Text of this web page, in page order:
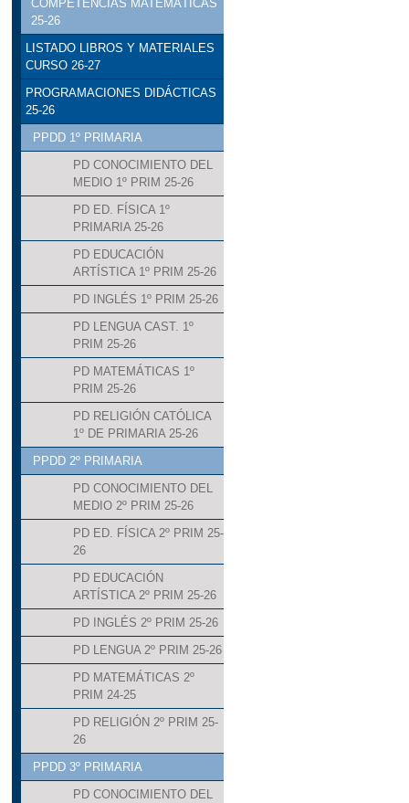
COMPETENCIAS MATEMÁTICAS
25-26
LISTADO LIBROS Y MATERIALES
CURSO 26-27
PROGRAMACIONES DIDÁCTICAS
25-26
PPDD 1º PRIMARIA
PD CONOCIMIENTO DEL
MEDIO 1º PRIM 25-26
PD ED. FÍSICA 1º
PRIMARIA 25-26
PD EDUCACIÓN
ARTÍSTICA 1º PRIM 25-26
PD INGLÉS 1º PRIM 25-26
PD LENGUA CAST. 1º
PRIM 25-26
PD MATEMÁTICAS 1º
PRIM 25-26
PD RELIGIÓN CATÓLICA
1º DE PRIMARIA 25-26
PPDD 2º PRIMARIA
PD CONOCIMIENTO DEL
MEDIO 2º PRIM 25-26
PD ED. FÍSICA 2º PRIM 25-
26
PD EDUCACIÓN
ARTÍSTICA 2º PRIM 25-26
PD INGLÉS 2º PRIM 25-26
PD LENGUA 2º PRIM 25-26
PD MATEMÁTICAS 2º
PRIM 24-25
PD RELIGIÓN 2º PRIM 25-
26
PPDD 3º PRIMARIA
PD CONOCIMIENTO DEL